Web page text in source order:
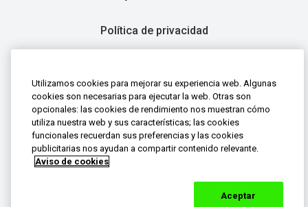
Política de privacidad
Siempre leer las etiquetas antes de usar. Si tiene dudas,
preguntas o quiere reportar una situación desfavorable
con el producto, contáctenos 01-8000-127333
mystory.co@haleon.com.
Marcas registradas son propiedad o licenciadas por grupo
de compañías Haleon. ©2023 grupo de compañías Haleon
o licenciante. Todos los derechos reservados.
Utilizamos cookies para mejorar su experiencia web. Algunas
cookies son necesarias para ejecutar la web. Otras son
opcionales: las cookies de rendimiento nos muestran cómo
utiliza nuestra web y sus características; las cookies
funcionales recuerdan sus preferencias y las cookies
publicitarias nos ayudan a compartir contenido relevante.
Aviso de cookies
Aceptar